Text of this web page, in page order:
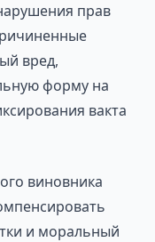
прав
вред,
форму на
вакта
виновника
и моральный